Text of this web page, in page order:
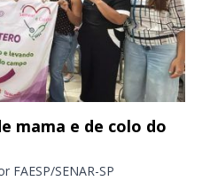
mama e de colo do
FAESP/SENAR-SP